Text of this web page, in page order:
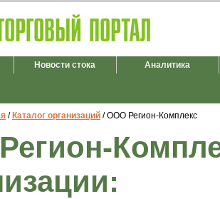
Новости стока Аналитика
/ Каталог организаций / ООО Регион-Комплекс